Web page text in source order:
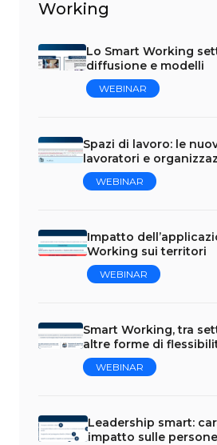
Working
Lo Smart Working
diffusione e modelli
WEBINAR
Spazi di lavoro: le
lavoratori e
WEBINAR
Impatto
Working sui territori
WEBINAR
Smart Working, tra
altre forme di
WEBINAR
Leadership smart:
impatto sulle persone